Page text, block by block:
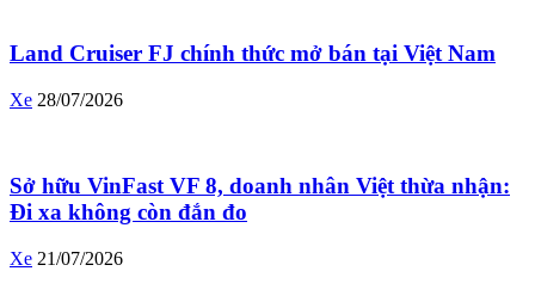
Land Cruiser FJ chính thức mở bán tại Việt Nam
Xe 28/07/2026
Sở hữu VinFast VF 8, doanh nhân Việt thừa nhận:
Đi xa không còn đắn đo
Xe 21/07/2026